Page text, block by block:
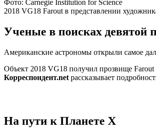
Фото: Carnegie Institution for Science
2018 VG18 Farout в представлении
Ученые в поисках девятой
Американские астрономы открыли самое
Объект 2018 VG18 получил прозвище
Корреспондент.net рассказывает
На пути к Планете X